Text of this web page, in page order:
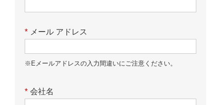
* メール アドレス
※Eメールアドレスの入力間違いにご注意ください。
* 会社名